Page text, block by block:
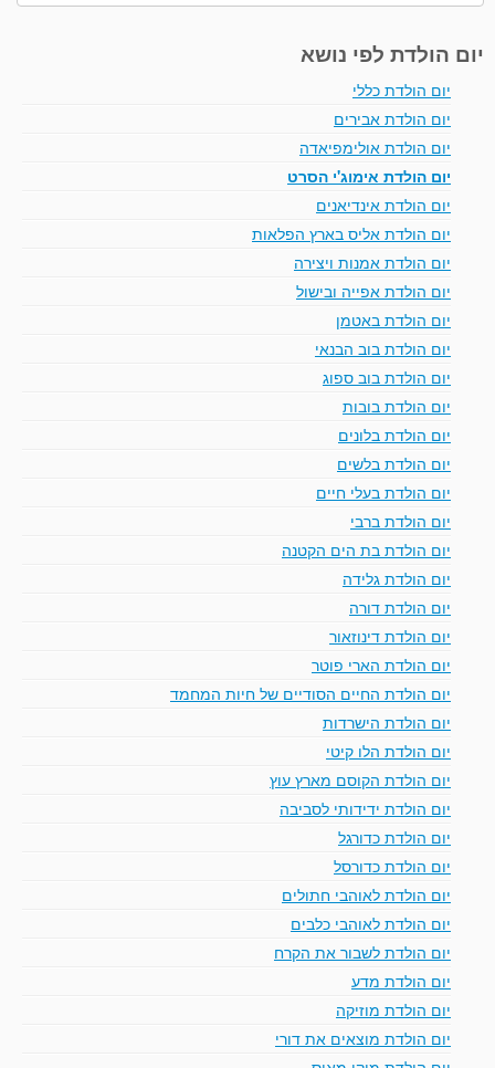
יום הולדת לפי נושא
יום הולדת כללי
יום הולדת אבירים
יום הולדת אולימפיאדה
יום הולדת אימוג'י הסרט
יום הולדת אינדיאנים
יום הולדת אליס בארץ הפלאות
יום הולדת אמנות ויצירה
יום הולדת אפייה ובישול
יום הולדת באטמן
יום הולדת בוב הבנאי
יום הולדת בוב ספוג
יום הולדת בובות
יום הולדת בלונים
יום הולדת בלשים
יום הולדת בעלי חיים
יום הולדת ברבי
יום הולדת בת הים הקטנה
יום הולדת גלידה
יום הולדת דורה
יום הולדת דינוזאור
יום הולדת הארי פוטר
יום הולדת החיים הסודיים של חיות המחמד
יום הולדת הישרדות
יום הולדת הלו קיטי
יום הולדת הקוסם מארץ עוץ
יום הולדת ידידותי לסביבה
יום הולדת כדורגל
יום הולדת כדורסל
יום הולדת לאוהבי חתולים
יום הולדת לאוהבי כלבים
יום הולדת לשבור את הקרח
יום הולדת מדע
יום הולדת מוזיקה
יום הולדת מוצאים את דורי